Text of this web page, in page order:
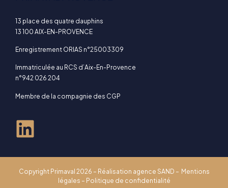
13 place des quatre dauphins
13 100 AIX-EN-PROVENCE
Enregistrement ORIAS n°25003309
Immatriculée au RCS d’Aix-En-Provence
n°942 026 204
Membre de la compagnie des CGP
Copyright Primaval 2026 – Réalisation agence SAND – Mentions
légales – Politique de confidentialité